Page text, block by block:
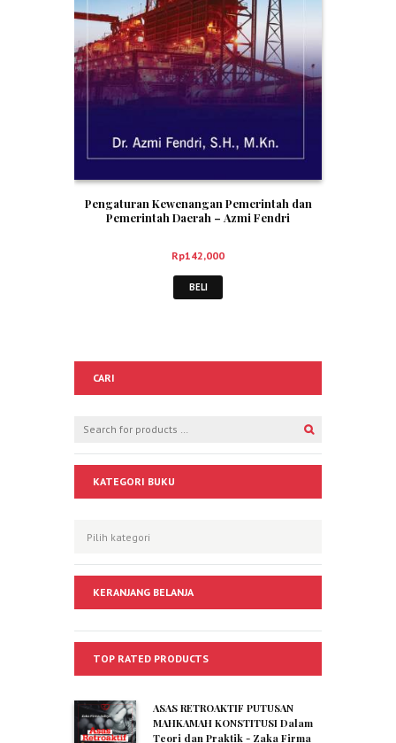
Pengaturan Kewenangan Pemerintah dan
Pemerintah Daerah – Azmi Fendri
Rp142,000
BELI
CARI
KATEGORI BUKU
KERANJANG BELANJA
TOP RATED PRODUCTS
ASAS RETROAKTIF PUTUSAN
MAHKAMAH KONSTITUSI Dalam
Teori dan Praktik - Zaka Firma